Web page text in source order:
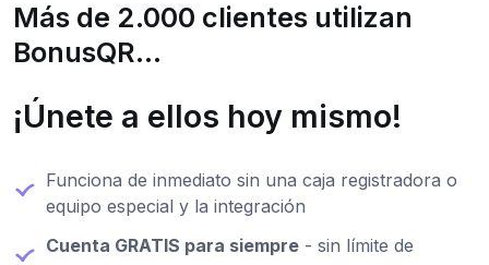
Más de 2.000 clientes utilizan
BonusQR...
¡Únete a ellos hoy mismo!
Funciona de inmediato sin una caja registradora o
equipo especial y la integración
Cuenta GRATIS para siempre - sin límite de